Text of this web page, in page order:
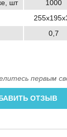
шт
1000
0,7
первым
ОТЗЫВ